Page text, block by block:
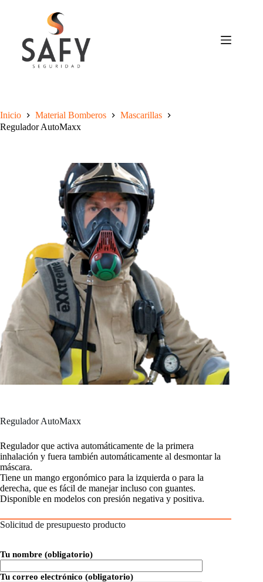
Inicio Material Bomberos
Mascarillas
Regulador AutoMaxx
Regulador AutoMaxx
Regulador que activa automáticamente de la primera
inhalación y fuera también automáticamente al desmontar la
máscara.
Tiene un mango ergonómico para la izquierda o para la
derecha, que es fácil de manejar incluso con guantes.
Disponible en modelos con presión negativa y positiva.
Solicitud de presupuesto producto
Tu nombre (obligatorio)
Tu correo electrónico (obligatorio)